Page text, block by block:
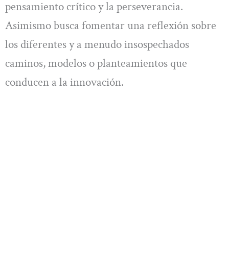
pensamiento crítico y la perseverancia.
Asimismo busca fomentar una reflexión sobre
los diferentes y a menudo insospechados
caminos, modelos o planteamientos que
conducen a la innovación.